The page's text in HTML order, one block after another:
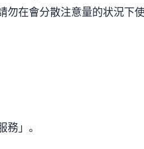
在會分散注意量的状況下使
」。